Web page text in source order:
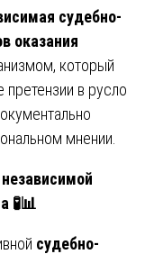
судебно-
оказания
который
в русло
мнении.
🧪📊
судебно-